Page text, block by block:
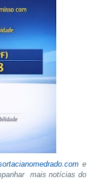
e
mais notícias do